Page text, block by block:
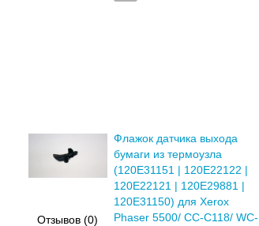
Отзывов (0)
Флажок датчика выхода
бумаги из термоузла
(120E31151 | 120E22122 |
120E22121 | 120E29881 |
120E31150) для Xerox
Phaser 5500/ CC-C118/ WC-